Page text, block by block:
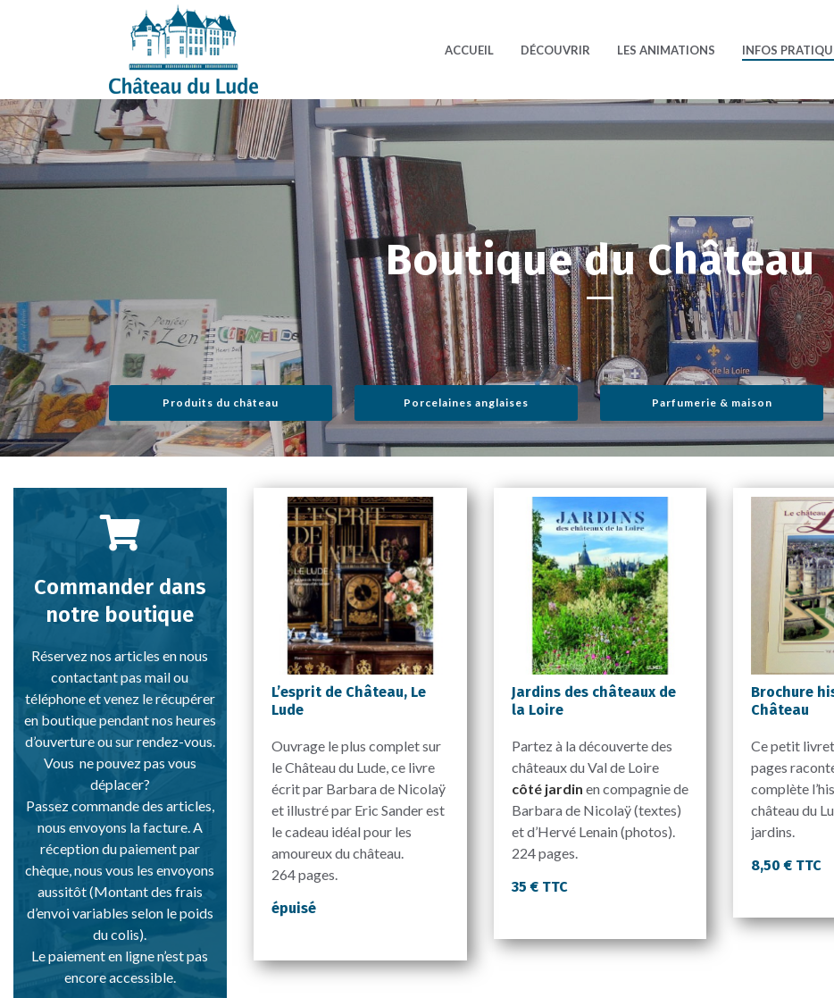
ACCUEIL DÉCOUVRIR LES ANIMATIONS INFOS
Boutique du Château
Produits du château Porcelaines anglaises Parfumerie & maison
Commander dans
notre boutique
Réservez nos articles en nous
contactant pas mail ou
téléphone et venez le récupérer
en boutique pendant nos heures
d’ouverture ou sur rendez-vous.
Vous ne pouvez pas vous
déplacer?
Passez commande des articles,
nous envoyons la facture. A
réception du paiement par
chèque, nous vous les envoyons
aussitôt (Montant des frais
d’envoi variables selon le poids
du colis).
Le paiement en ligne n’est pas
encore accessible.
L’esprit de Château, Le
Lude
Ouvrage le plus complet sur
le Château du Lude, ce livre
écrit par Barbara de Nicolaÿ
et illustré par Eric Sander est
le cadeau idéal pour les
amoureux du château.
264 pages.
épuisé
Jardins des châteaux de
la Loire
Partez à la découverte des
châteaux du Val de Loire
côté jardin en compagnie de
Barbara de Nicolaÿ (textes)
et d’Hervé Lenain (photos).
224 pages.
35 € TTC
Brochure
Château
Ce petit
pages
complète
château du
jardins.
8,50 € TTC